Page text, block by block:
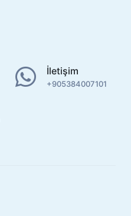
İletişim
+905384007101